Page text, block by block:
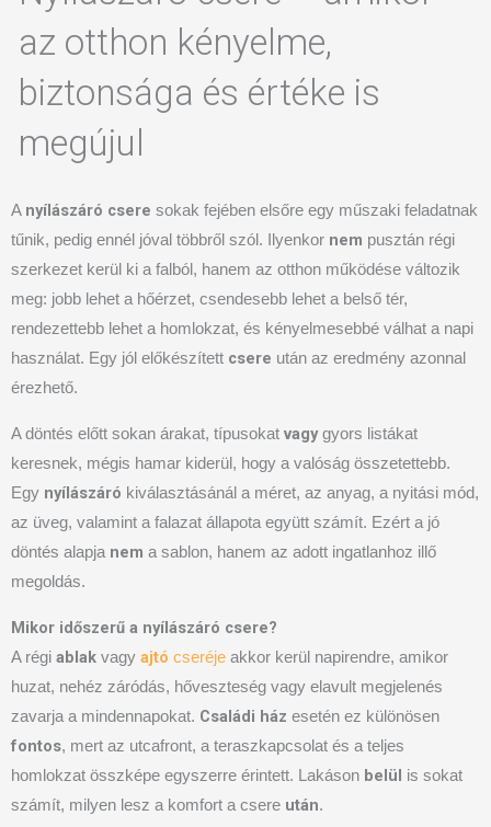
az otthon kényelme,
biztonsága és értéke is
megújul
A nyílászáró csere sokak fejében elsőre egy műszaki feladatnak
tűnik, pedig ennél jóval többről szól. Ilyenkor nem pusztán régi
szerkezet kerül ki a falból, hanem az otthon működése változik
meg: jobb lehet a hőérzet, csendesebb lehet a belső tér,
rendezettebb lehet a homlokzat, és kényelmesebbé válhat a napi
használat. Egy jól előkészített csere után az eredmény azonnal
érezhető.
A döntés előtt sokan árakat, típusokat vagygyors listákat
keresnek, mégis hamar kiderül, hogy a valóság összetettebb.
Egy nyílászáró kiválasztásánál a méret, az anyag, a nyitási mód,
az üveg, valamint a falazat állapota együtt számít. Ezért a jó
döntés alapja nem a sablon, hanem az adott ingatlanhoz illő
megoldás.
Mikor időszerű a nyílászáró csere?
A régi ablak vagy ajtó cseréje akkor kerül napirendre, amikor
huzat, nehéz záródás, hőveszteség vagy elavult megjelenés
zavarja a mindennapokat. Családi ház esetén ez különösen
fontos, mert az utcafront, a teraszkapcsolat és a teljes
homlokzat összképe egyszerre érintett. Lakáson belül is sokat
számít, milyen lesz a komfort a csere után.